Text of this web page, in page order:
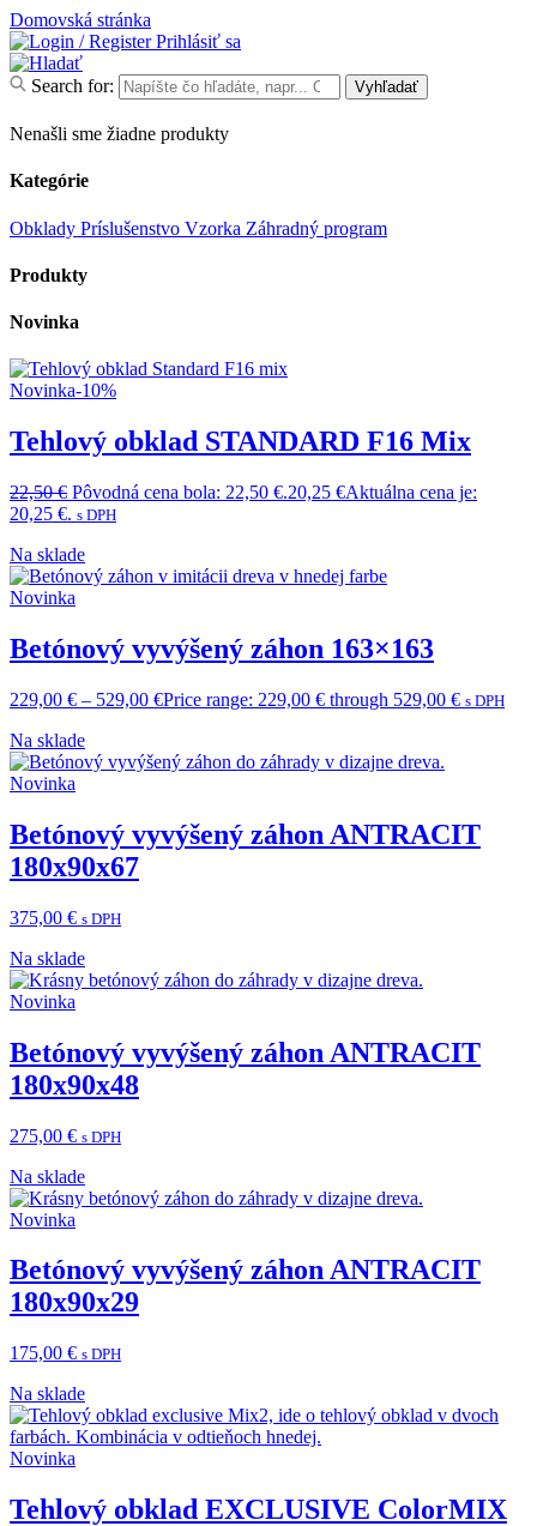
Domovská stránka
Prihlásiť sa
Search for: Vyhľadať
Nenašli sme žiadne produkty
Kategórie
Obklady Príslušenstvo Vzorka Záhradný program
Produkty
Novinka
Novinka-10%
Tehlový obklad STANDARD F16 Mix
22,50€ Pôvodná cena bola: 22,50 €.20,25 €Aktuálna cena je:
20,25 €. s DPH
Na sklade
Novinka
Betónový vyvýšený záhon 163×163
229,00 € – 529,00 €Price range: 229,00 € through 529,00 € s DPH
Na sklade
Novinka
Betónový vyvýšený záhon ANTRACIT
180x90x67
375,00 € s DPH
Na sklade
Novinka
Betónový vyvýšený záhon ANTRACIT
180x90x48
275,00 € s DPH
Na sklade
Novinka
Betónový vyvýšený záhon ANTRACIT
180x90x29
175,00 € s DPH
Na sklade
Novinka
Tehlový obklad EXCLUSIVE ColorMIX